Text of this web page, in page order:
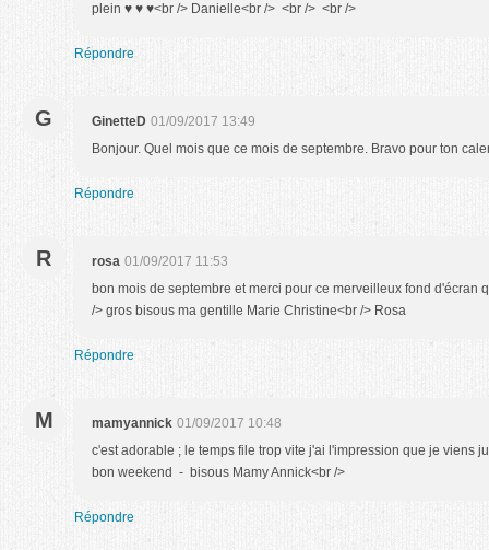
plein ♥ ♥ ♥<br /> Danielle<br /> <br /> <br />
Répondre
G GinetteD 01/09/2017 13:49
Bonjour. Quel mois que ce mois de septembre. Bravo pour ton
Répondre
R rosa 01/09/2017 11:53
bon mois de septembre et merci pour ce merveilleux fond d'écran
/> gros bisous ma gentille Marie Christine<br /> Rosa
Répondre
M mamyannick 01/09/2017 10:48
c'est adorable ; le temps file trop vite j'ai l'impression que je viens
bon weekend - bisous Mamy Annick<br />
Répondre